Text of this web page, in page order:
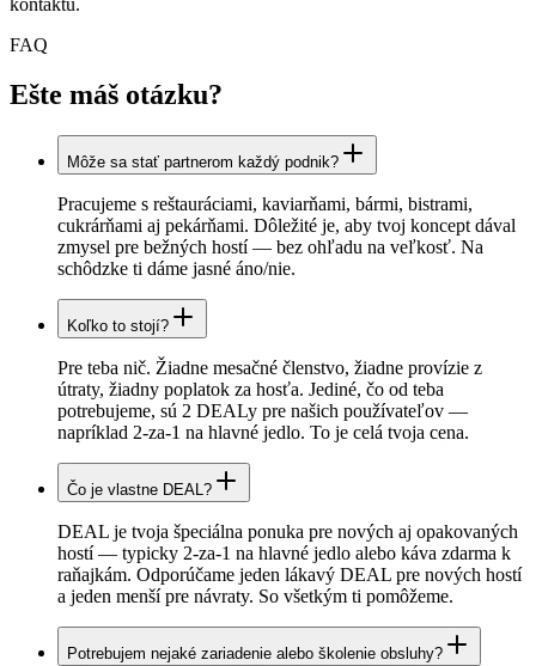
FAQ
Ešte máš otázku?
Môže sa stať partnerom každý podnik?
Pracujeme s reštauráciami, kaviarňami, bármi, bistrami,
cukrárňami aj pekárňami. Dôležité je, aby tvoj koncept dával
zmysel pre bežných hostí — bez ohľadu na veľkosť. Na
schôdzke ti dáme jasné áno/nie.
Koľko to stojí?
Pre teba nič. Žiadne mesačné členstvo, žiadne provízie z
útraty, žiadny poplatok za hosťa. Jediné, čo od teba
potrebujeme, sú 2 DEALy pre našich používateľov —
napríklad 2-za-1 na hlavné jedlo. To je celá tvoja cena.
Čo je vlastne DEAL?
DEAL je tvoja špeciálna ponuka pre nových aj opakovaných
hostí — typicky 2-za-1 na hlavné jedlo alebo káva zdarma k
raňajkám. Odporúčame jeden lákavý DEAL pre nových hostí
a jeden menší pre návraty. So všetkým ti pomôžeme.
Potrebujem nejaké zariadenie alebo školenie obsluhy?